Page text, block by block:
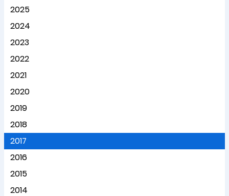
2025
2024
2023
2022
2021
2020
2019
2018
2017
2016
2015
2014